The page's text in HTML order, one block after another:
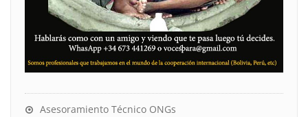
Asesoramiento Técnico ONGs